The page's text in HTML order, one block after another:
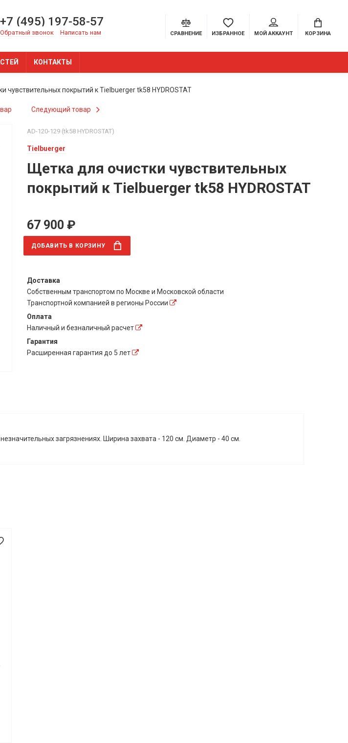
+7 (495) 197-58-57
Обратный звонок Написать нам СРАВНЕНИЕ ИЗБРАННОЕ МОЙ АККАУНТ КОРЗИНА
КОНТАКТЫ
чувствительных покрытий к Tielbuerger tk58 HYDROSTAT
Следующий товар
AD-120-129 (tk58 HYDROSTAT)
Tielbuerger
Щетка для очистки чувствительных
покрытий к Tielbuerger tk58 HYDROSTAT
67 900 ₽
ДОБАВИТЬ В КОРЗИНУ
Доставка
Собственным транспортом по Москве и Московской области
Транспортной компанией в регионы России
Оплата
Наличный и безналичный расчет
Гарантия
Расширенная гарантия до 5 лет
загрязнениях. Ширина захвата - 120 см. Диаметр - 40 см.